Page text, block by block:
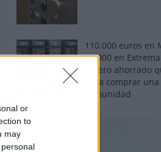
or
to
may
110.000 euros en
31.000 en
dinero ahorrado
para comprar
comunidad